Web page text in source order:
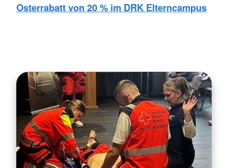
Osterrabatt von 20 % im DRK Elterncampus